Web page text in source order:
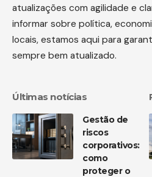
atualizações com agilidade e
informar sobre política,
locais, estamos aqui para
sempre bem atualizado.
Últimas notícias
Gestão de
riscos
corporativos:
como
proteger o